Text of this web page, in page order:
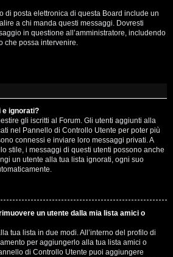
di posta elettronica di questa Board include un
a chi manda questi messaggi. Dovresti
in questione all’amministratore, includendo
che possa intervenire.
e ignorati?
gli iscritti al Forum. Gli utenti aggiunti alla
nel Pannello di Controllo Utente per poter più
connessi e inviare loro messaggi privati. A
stile, i messaggi di questi utenti possono anche
un utente alla tua lista ignorati, ogni suo
un utente dalla mia lista amici o
tua lista in due modi. All’interno del profilo di
per aggiungerlo alla tua lista amici o
di Controllo Utente puoi aggiungere